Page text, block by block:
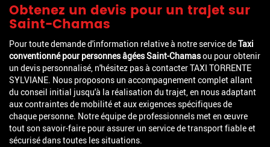
Obtenez un devis pour un trajet sur
Saint-Chamas
Pour toute demande d'information relative à notre service deTaxi
conventionné pour personnes âgées Saint-Chamasou pour obtenir
un devis personnalisé, n'hésitez pas à contacter TAXI TORRENTE
SYLVIANE. Nous proposons un accompagnement complet allant
du conseil initial jusqu'à la réalisation du trajet, en nous adaptant
aux contraintes de mobilité et aux exigences spécifiques de
chaque personne. Notre équipe de professionnels met en œuvre
tout son savoir-faire pour assurer un service de transport fiable et
sécurisé dans toutes les situations.